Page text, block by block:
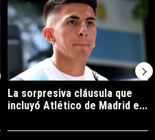
La sorpresiva cláusula que
incluyó Atlético de Madrid e...